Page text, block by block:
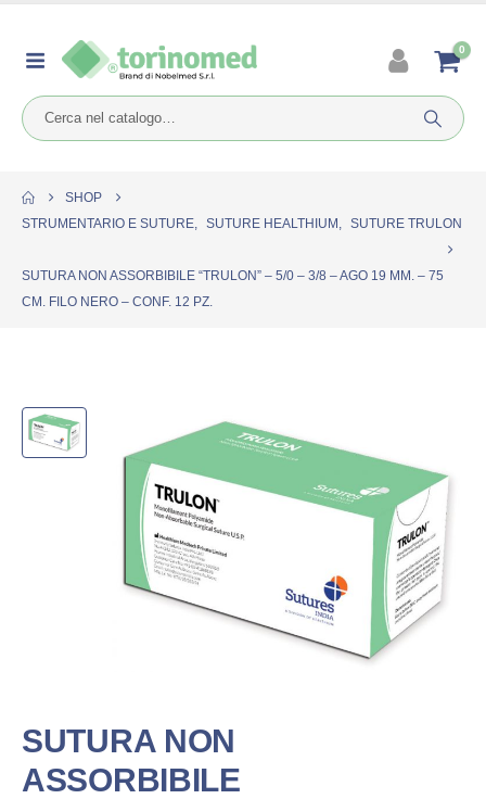
0
SHOP
STRUMENTARIO E SUTURE, SUTURE HEALTHIUM , SUTURE TRULON
SUTURA NON ASSORBIBILE “TRULON” – 5/0 – 3/8 – AGO 19 MM. – 75
CM. FILO NERO – CONF. 12 PZ.
SUTURA NON
ASSORBIBILE